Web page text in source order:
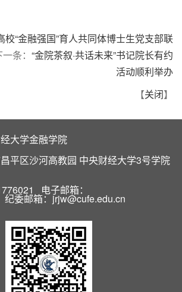
校“金融强国”育人共同体博士生党支部联
条： “金院茶叙·共话未来”书记院长有约
活动顺利举办
【关闭】
大学金融学院
平区沙河高教园 中央财经大学3号学院
电子邮箱：
委邮箱：jrjw@cufe.edu.cn